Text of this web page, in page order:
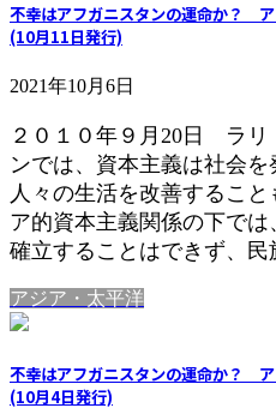
不幸はアフガニスタンの運命か？
(10月11日発行)
2021年10月6日
２０１０年９月20日 ラ
ンでは、資本主義は社会
人々の生活を改善するこ
ア的資本主義関係の下で
確立することはできず、
アジア・太平洋
不幸はアフガニスタンの運命か？
(10月4日発行)